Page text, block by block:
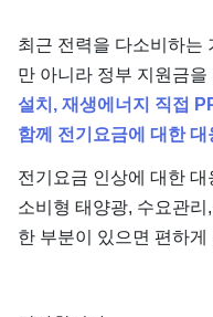
최근 전력을 다소비하는
만 아니라 정부 지원금을
설치, 재생에너지 직접
함께 전기요금에 대한
전기요금 인상에 대한
소비형 태양광, 수요관
한 부분이 있으면 편하